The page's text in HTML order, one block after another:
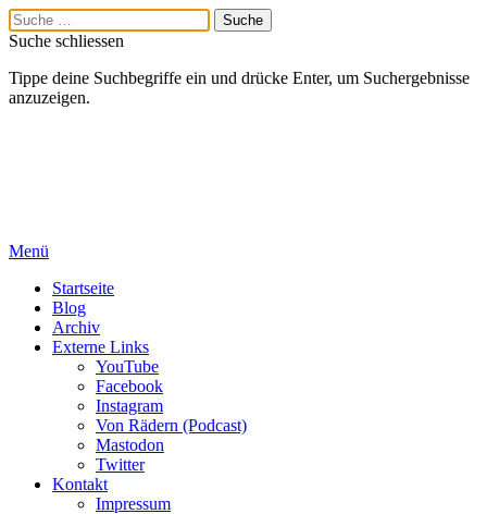
Suche schliessen
Tippe deine Suchbegriffe ein und drücke Enter, um Suchergebnisse
anzuzeigen.
Menü
Startseite
Blog
Archiv
Externe Links
YouTube
Facebook
Instagram
Von Rädern (Podcast)
Mastodon
Twitter
Kontakt
Impressum